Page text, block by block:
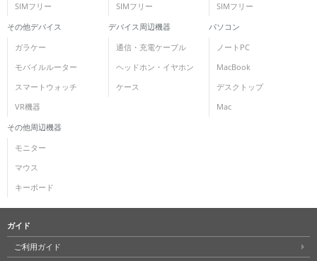
SIMフリー
SIMフリー
SIMフリー
その他デバイス
ガラケー
モバイルルーター
スマートウォッチ
VR機器
デバイス周辺機器
通信・充電ケーブル
ヘッドホン・イヤホン
ケース
パソコン
ノートPC
MacBook
デスクトップ
Mac
その他周辺機器
モニター
マウス
キーボード
ガイド
ご利用ガイド